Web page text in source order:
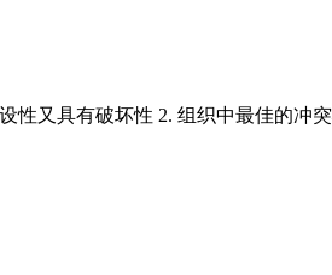
又具有破坏性 2. 组织中最佳的冲